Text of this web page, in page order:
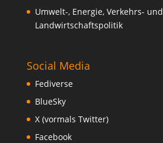
Umwelt-, Energie, Verkehrs- und
Landwirtschaftspolitik
Social Media
Fediverse
BlueSky
X (vormals Twitter)
Facebook